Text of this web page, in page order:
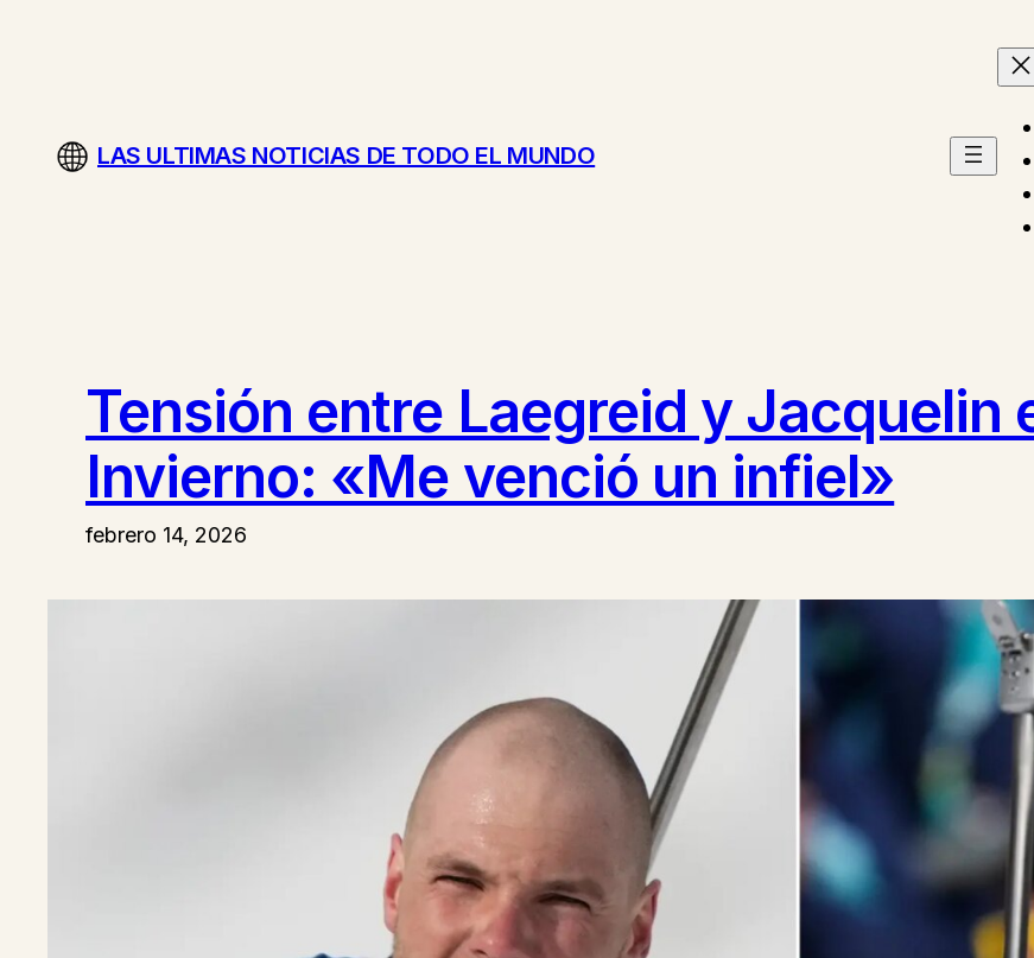
LAS ULTIMAS NOTICIAS DE TODO EL MUNDO
Tensión entre Laegreid y Jacquelin
Invierno: «Me venció un infiel»
febrero 14, 2026